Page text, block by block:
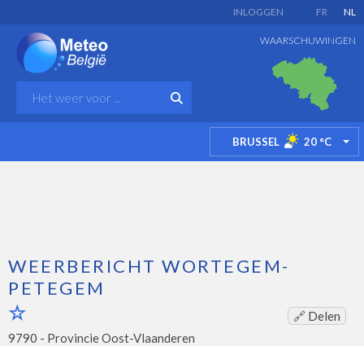
FR NL
INLOGGEN
WAARSCHUWINGEN
BRUSSEL 20 °C
WEERBERICHT WORTEGEM-
PETEGEM
🔗 Delen
9790 - Provincie Oost-Vlaanderen